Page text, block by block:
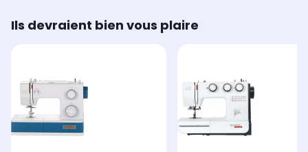
Ils devraient bien vous plaire